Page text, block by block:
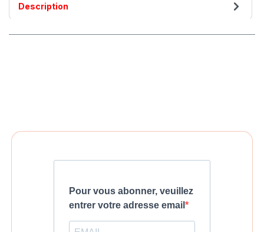
Description
Pour vous abonner, veuillez
entrer votre adresse email